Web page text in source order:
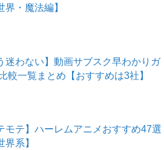
界・魔法編】
迷わない】動画サブスク早わかりガ
較一覧まとめ【おすすめは3社】
モテ】ハーレムアニメおすすめ47選
界系】